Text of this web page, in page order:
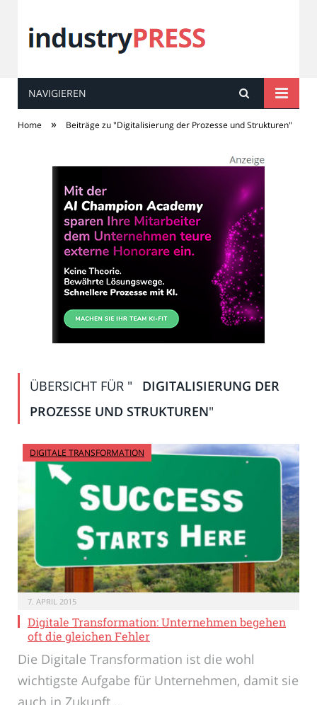
industryPRESS
NAVIGIEREN
Home » Beiträge zu "Digitalisierung der Prozesse und Strukturen"
ÜBERSICHT FÜR "
DIGITALISIERUNG DER
PROZESSE UND STRUKTUREN"
DIGITALE TRANSFORMATION
7. APRIL 2015
Digitale Transformation: Unternehmen begehen
oft die gleichen Fehler
Die Digitale Transformation ist die wohl
wichtigste Aufgabe für Unternehmen, damit sie
auch in Zukunft…